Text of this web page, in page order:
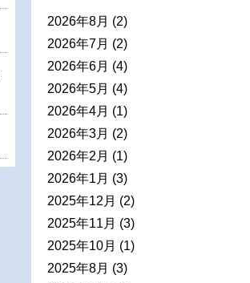
2026年8月 (2)
2026年7月 (2)
2026年6月 (4)
2026年5月 (4)
2026年4月 (1)
2026年3月 (2)
2026年2月 (1)
2026年1月 (3)
2025年12月 (2)
2025年11月 (3)
2025年10月 (1)
2025年8月 (3)